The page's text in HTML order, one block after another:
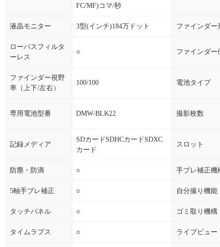
FC/MF)コマ/秒
液晶モニター 3型(インチ)184万ドット ファインダー
ローパスフィルタ
ーレス
○ ファインダー
ファインダー視野
率（上下/左右）
100/100 電池タイプ
専用電池型番 DMW-BLK22 撮影枚数
記録メディア
SDカードSDHCカードSDXC
カード
スロット
防塵・防滴 ○ 手ブレ補正機
5軸手ブレ補正 ○ 自分撮り機能
タッチパネル ○ ゴミ取り機構
タイムラプス ○ ライブビュー